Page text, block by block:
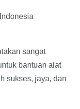
sangat
bantuan alat
sukses, jaya, dan